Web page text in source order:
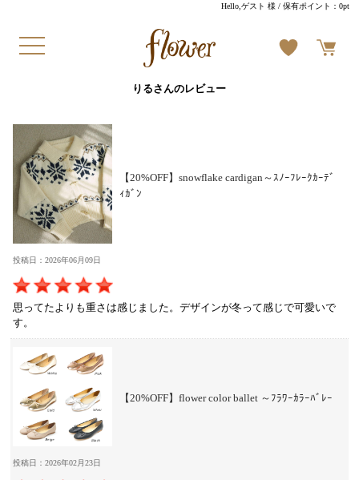
Hello,ゲスト 様 / 保有ポイント：0pt
りるさんのレビュー
【20%OFF】snowflake cardigan～ｽﾉｰﾌﾚｰｸｶｰﾃﾞ
ｨｶﾞﾝ
投稿日：2026年06月09日
思ってたよりも重さは感じました。デザインが冬って感じで可愛いで
す。
【20%OFF】flower color ballet ～ﾌﾗﾜｰｶﾗｰﾊﾞﾚｰ
投稿日：2026年02月23日